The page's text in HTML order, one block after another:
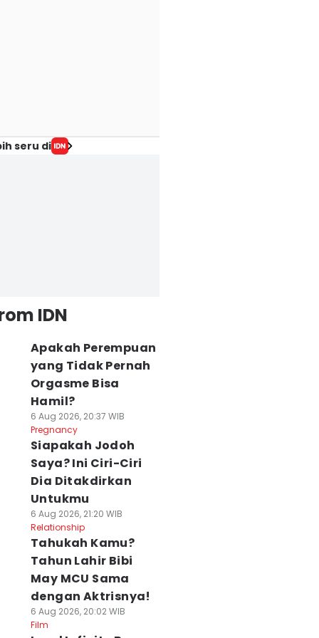
seru di
IDN
Apakah Perempuan
yang Tidak Pernah
Orgasme Bisa
Hamil?
6 Aug 2026, 20:37 WIB
Pregnancy
Siapakah Jodoh
Saya? Ini Ciri-Ciri
Dia Ditakdirkan
Untukmu
6 Aug 2026, 21:20 WIB
Relationship
Tahukah Kamu?
Tahun Lahir Bibi
May MCU Sama
dengan Aktrisnya!
6 Aug 2026, 20:02 WIB
Film